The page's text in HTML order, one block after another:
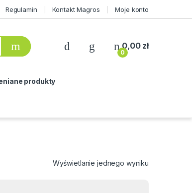
Regulamin Kontakt Magros Moje konto
0
0,00 zł
produkty
Wyświetlanie jednego wyniku